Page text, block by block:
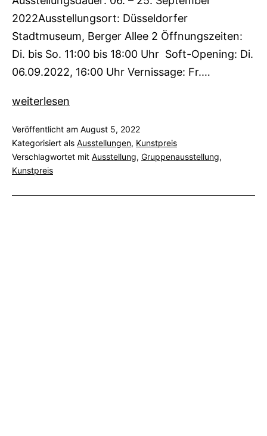
2022Ausstellungsort: Düsseldorfer
Stadtmuseum, Berger Allee 2 Öffnungszeiten:
Di. bis So. 11:00 bis 18:00 Uhr Soft-Opening: Di.
06.09.2022, 16:00 Uhr Vernissage: Fr.…
Die
des
Mythos
weiterlesen
Veröffentlicht am August 5, 2022
Kategorisiert als Ausstellungen, Kunstpreis
Verschlagwortet mit Ausstellung, Gruppenausstellung,
Kunstpreis